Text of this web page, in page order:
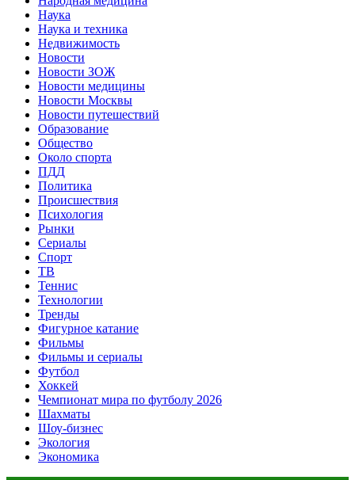
Наука
Наука и техника
Недвижимость
Новости
Новости ЗОЖ
Новости медицины
Новости Москвы
Новости путешествий
Образование
Общество
Около спорта
ПДД
Политика
Происшествия
Психология
Рынки
Сериалы
Спорт
ТВ
Теннис
Технологии
Тренды
Фигурное катание
Фильмы
Фильмы и сериалы
Футбол
Хоккей
Чемпионат мира по футболу 2026
Шахматы
Шоу-бизнес
Экология
Экономика